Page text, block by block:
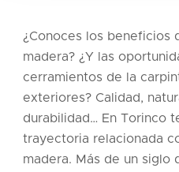
¿Conoces los beneficios
madera? ¿Y las
cerramientos de la
exteriores? Calidad,
durabilidad… En Torinco
trayectoria relacionada
madera. Más de un siglo